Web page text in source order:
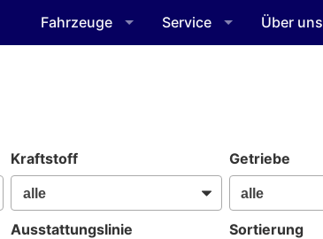
Fahrzeuge Service Über uns
Kraftstoff Getriebe
Ausstattungslinie Sortierung